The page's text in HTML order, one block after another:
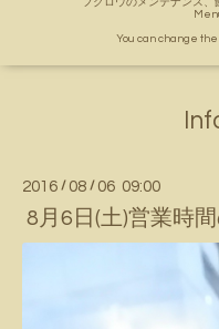
You can change
2016 / 08 / 06 09:00
8月6日(土)営業時